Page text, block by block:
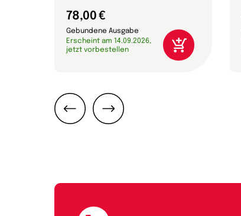
78,00 €
Gebundene Ausgabe
Erscheint am 14.09.2026,
jetzt vorbestellen